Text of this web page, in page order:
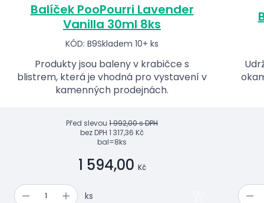
Balíček PooPourri Lavender
Vanilla 30ml 8ks
KÓD: B9Skladem 10+ ks
Produkty jsou baleny v krabičce s
blistrem, která je vhodná pro vystavení v
kamenných prodejnách.
Před slevou 1 992,00 s DPH
bez DPH 1 317,36 Kč
bal=8ks
1 594,00 Kč
ks